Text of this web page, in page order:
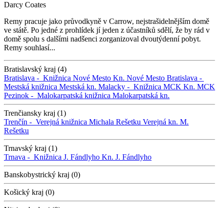
Darcy Coates
Remy pracuje jako průvodkyně v Carrow, nejstrašidelnějším domě
ve státě. Po jedné z prohlídek jí jeden z účastníků sdělí, že by rád v
domě spolu s dalšími nadšenci zorganizoval dvoutýdenní pobyt.
Remy souhlasí...
Bratislavský kraj (4)
Bratislava - Knižnica Nové Mesto Kn. Nové Mesto Bratislava -
Mestská knižnica Mestská kn. Malacky - Knižnica MCK Kn. MCK
Pezinok - Malokarpatská knižnica Malokarpatská kn.
Trenčiansky kraj (1)
Trenčín - Verejná knižnica Michala Rešetku Verejná kn. M.
Rešetku
Trnavský kraj (1)
Trnava - Knižnica J. Fándlyho Kn. J. Fándlyho
Banskobystrický kraj (0)
Košický kraj (0)